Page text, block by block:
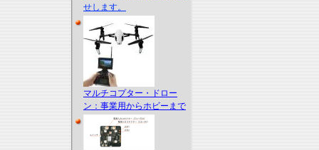
せします。
マルチコプター・ドロー
ン：事業用からホビーまで